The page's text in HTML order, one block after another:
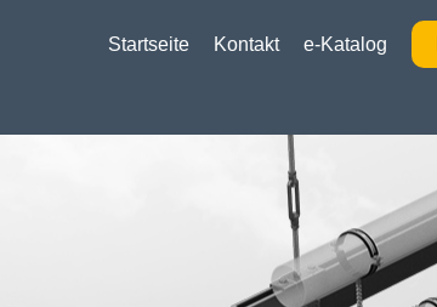
Startseite Kontakt e-Katalog